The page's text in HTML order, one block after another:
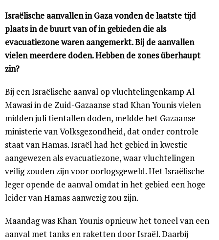
Israëlische aanvallen in Gaza vonden de laatste tijd
plaats in de buurt van of in gebieden die als
evacuatiezone waren aangemerkt. Bij de aanvallen
vielen meerdere doden. Hebben de zones überhaupt
zin?
Bij een Israëlische aanval op vluchtelingenkamp Al
Mawasi in de Zuid-Gazaanse stad Khan Younis vielen
midden juli tientallen doden, meldde het Gazaanse
ministerie van Volksgezondheid, dat onder controle
staat van Hamas. Israël had het gebied in kwestie
aangewezen als evacuatiezone, waar vluchtelingen
veilig zouden zijn voor oorlogsgeweld. Het Israëlische
leger opende de aanval omdat in het gebied een hoge
leider van Hamas aanwezig zou zijn.
Maandag was Khan Younis opnieuw het toneel van een
aanval met tanks en raketten door Israël. Daarbij